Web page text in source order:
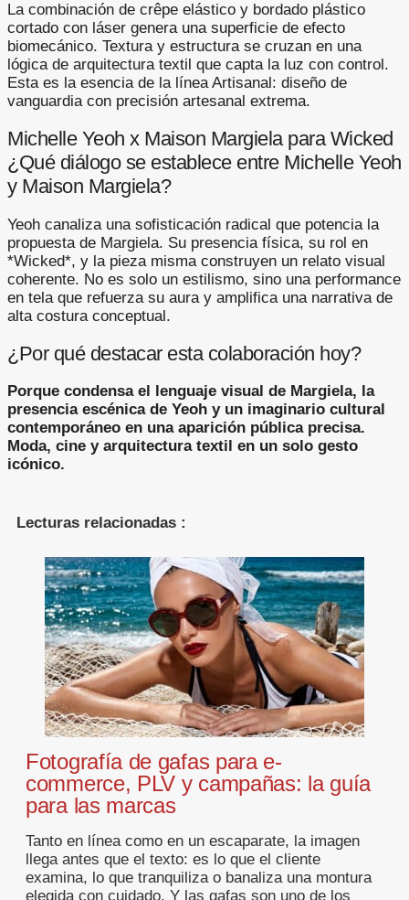
La combinación de crêpe elástico y bordado plástico
cortado con láser genera una superficie de efecto
biomecánico. Textura y estructura se cruzan en una
lógica de arquitectura textil que capta la luz con control.
Esta es la esencia de la línea Artisanal: diseño de
vanguardia con precisión artesanal extrema.
Michelle Yeoh x Maison Margiela para Wicked
¿Qué diálogo se establece entre Michelle Yeoh
y Maison Margiela?
Yeoh canaliza una sofisticación radical que potencia la
propuesta de Margiela. Su presencia física, su rol en
*Wicked*, y la pieza misma construyen un relato visual
coherente. No es solo un estilismo, sino una performance
en tela que refuerza su aura y amplifica una narrativa de
alta costura conceptual.
¿Por qué destacar esta colaboración hoy?
Porque condensa el lenguaje visual de Margiela, la
presencia escénica de Yeoh y un imaginario cultural
contemporáneo en una aparición pública precisa.
Moda, cine y arquitectura textil en un solo gesto
icónico.
Lecturas relacionadas :
Fotografía de gafas para e-
commerce, PLV y campañas: la guía
para las marcas
Tanto en línea como en un escaparate, la imagen
llega antes que el texto: es lo que el cliente
examina, lo que tranquiliza o banaliza una montura
elegida con cuidado. Y las gafas son uno de los